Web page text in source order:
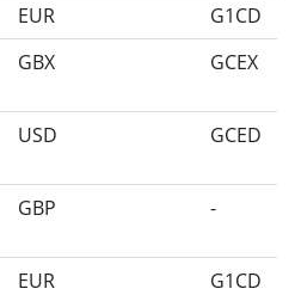
EUR
G1CD
GBX GCEX
USD GCED
GBP -
EUR G1CD